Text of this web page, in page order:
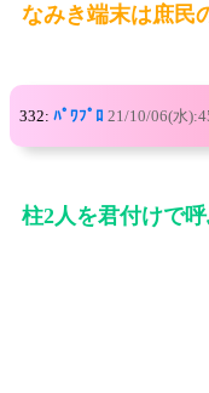
なみき端末は庶民
332: ﾊﾟﾜﾌﾟﾛ 21/10/06(水
柱2人を君付けで